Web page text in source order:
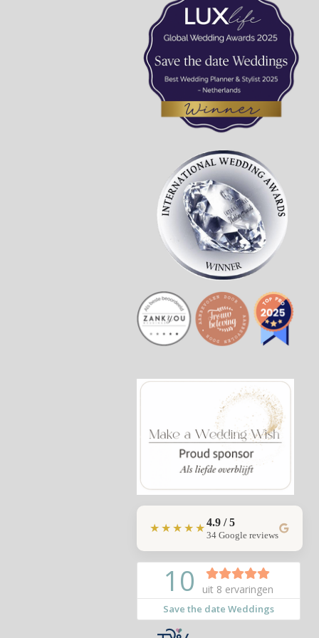
p
★★★★★4.9 / 5
34 Google reviews